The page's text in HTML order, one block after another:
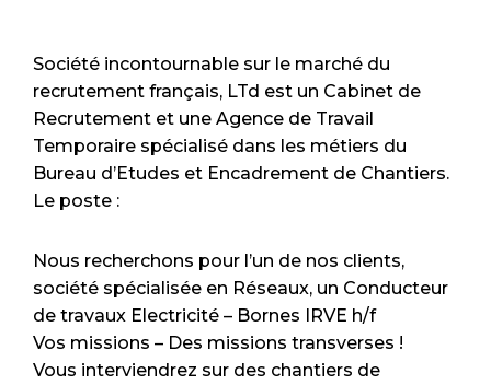
Société incontournable sur le marché du
recrutement français, LTd est un Cabinet de
Recrutement et une Agence de Travail
Temporaire spécialisé dans les métiers du
Bureau d’Etudes et Encadrement de Chantiers.
Le poste :
Nous recherchons pour l’un de nos clients,
société spécialisée en Réseaux, un Conducteur
de travaux Electricité – Bornes IRVE h/f
Vos missions – Des missions transverses !
Vous interviendrez sur des chantiers de